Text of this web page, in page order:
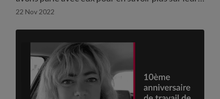
expériences avec le travail flexible.
22 Nov 2022